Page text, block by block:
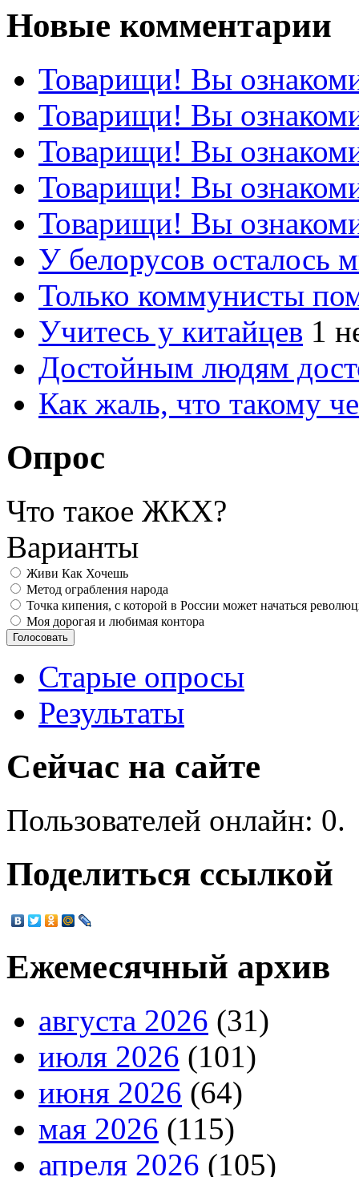
Новые комментарии
Товарищи! Вы
Товарищи! Вы
Товарищи! Вы
Товарищи! Вы
Товарищи! Вы
У белорусов осталось
Только коммунисты
Учитесь у китайцев 1
Достойным людям
Как жаль, что такому
Опрос
Что такое ЖКХ?
Варианты
Живи Как Хочешь
Метод ограбления народа
Точка кипения, с которой в России может начаться
Моя дорогая и любимая контора
Старые опросы
Результаты
Сейчас на сайте
Пользователей онлайн: 0.
Поделиться ссылкой
Ежемесячный архив
августа 2026 (31)
июля 2026 (101)
июня 2026 (64)
мая 2026 (115)
апреля 2026 (105)